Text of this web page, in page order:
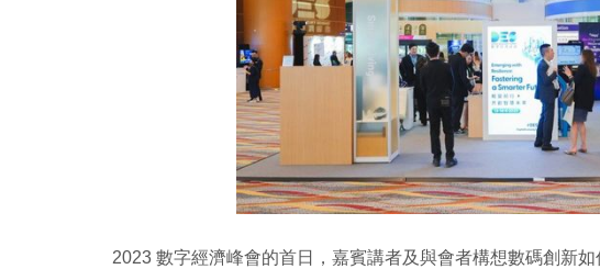
2023 數字經濟峰會的首日，嘉賓講者及與會者構想數碼創新